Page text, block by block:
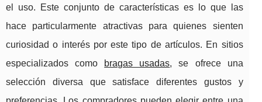
el uso. Este conjunto de características es lo que las
hace particularmente atractivas para quienes sienten
curiosidad o interés por este tipo de artículos. En sitios
especializados como
bragas usadas, se ofrece una
selección diversa que satisface diferentes gustos y